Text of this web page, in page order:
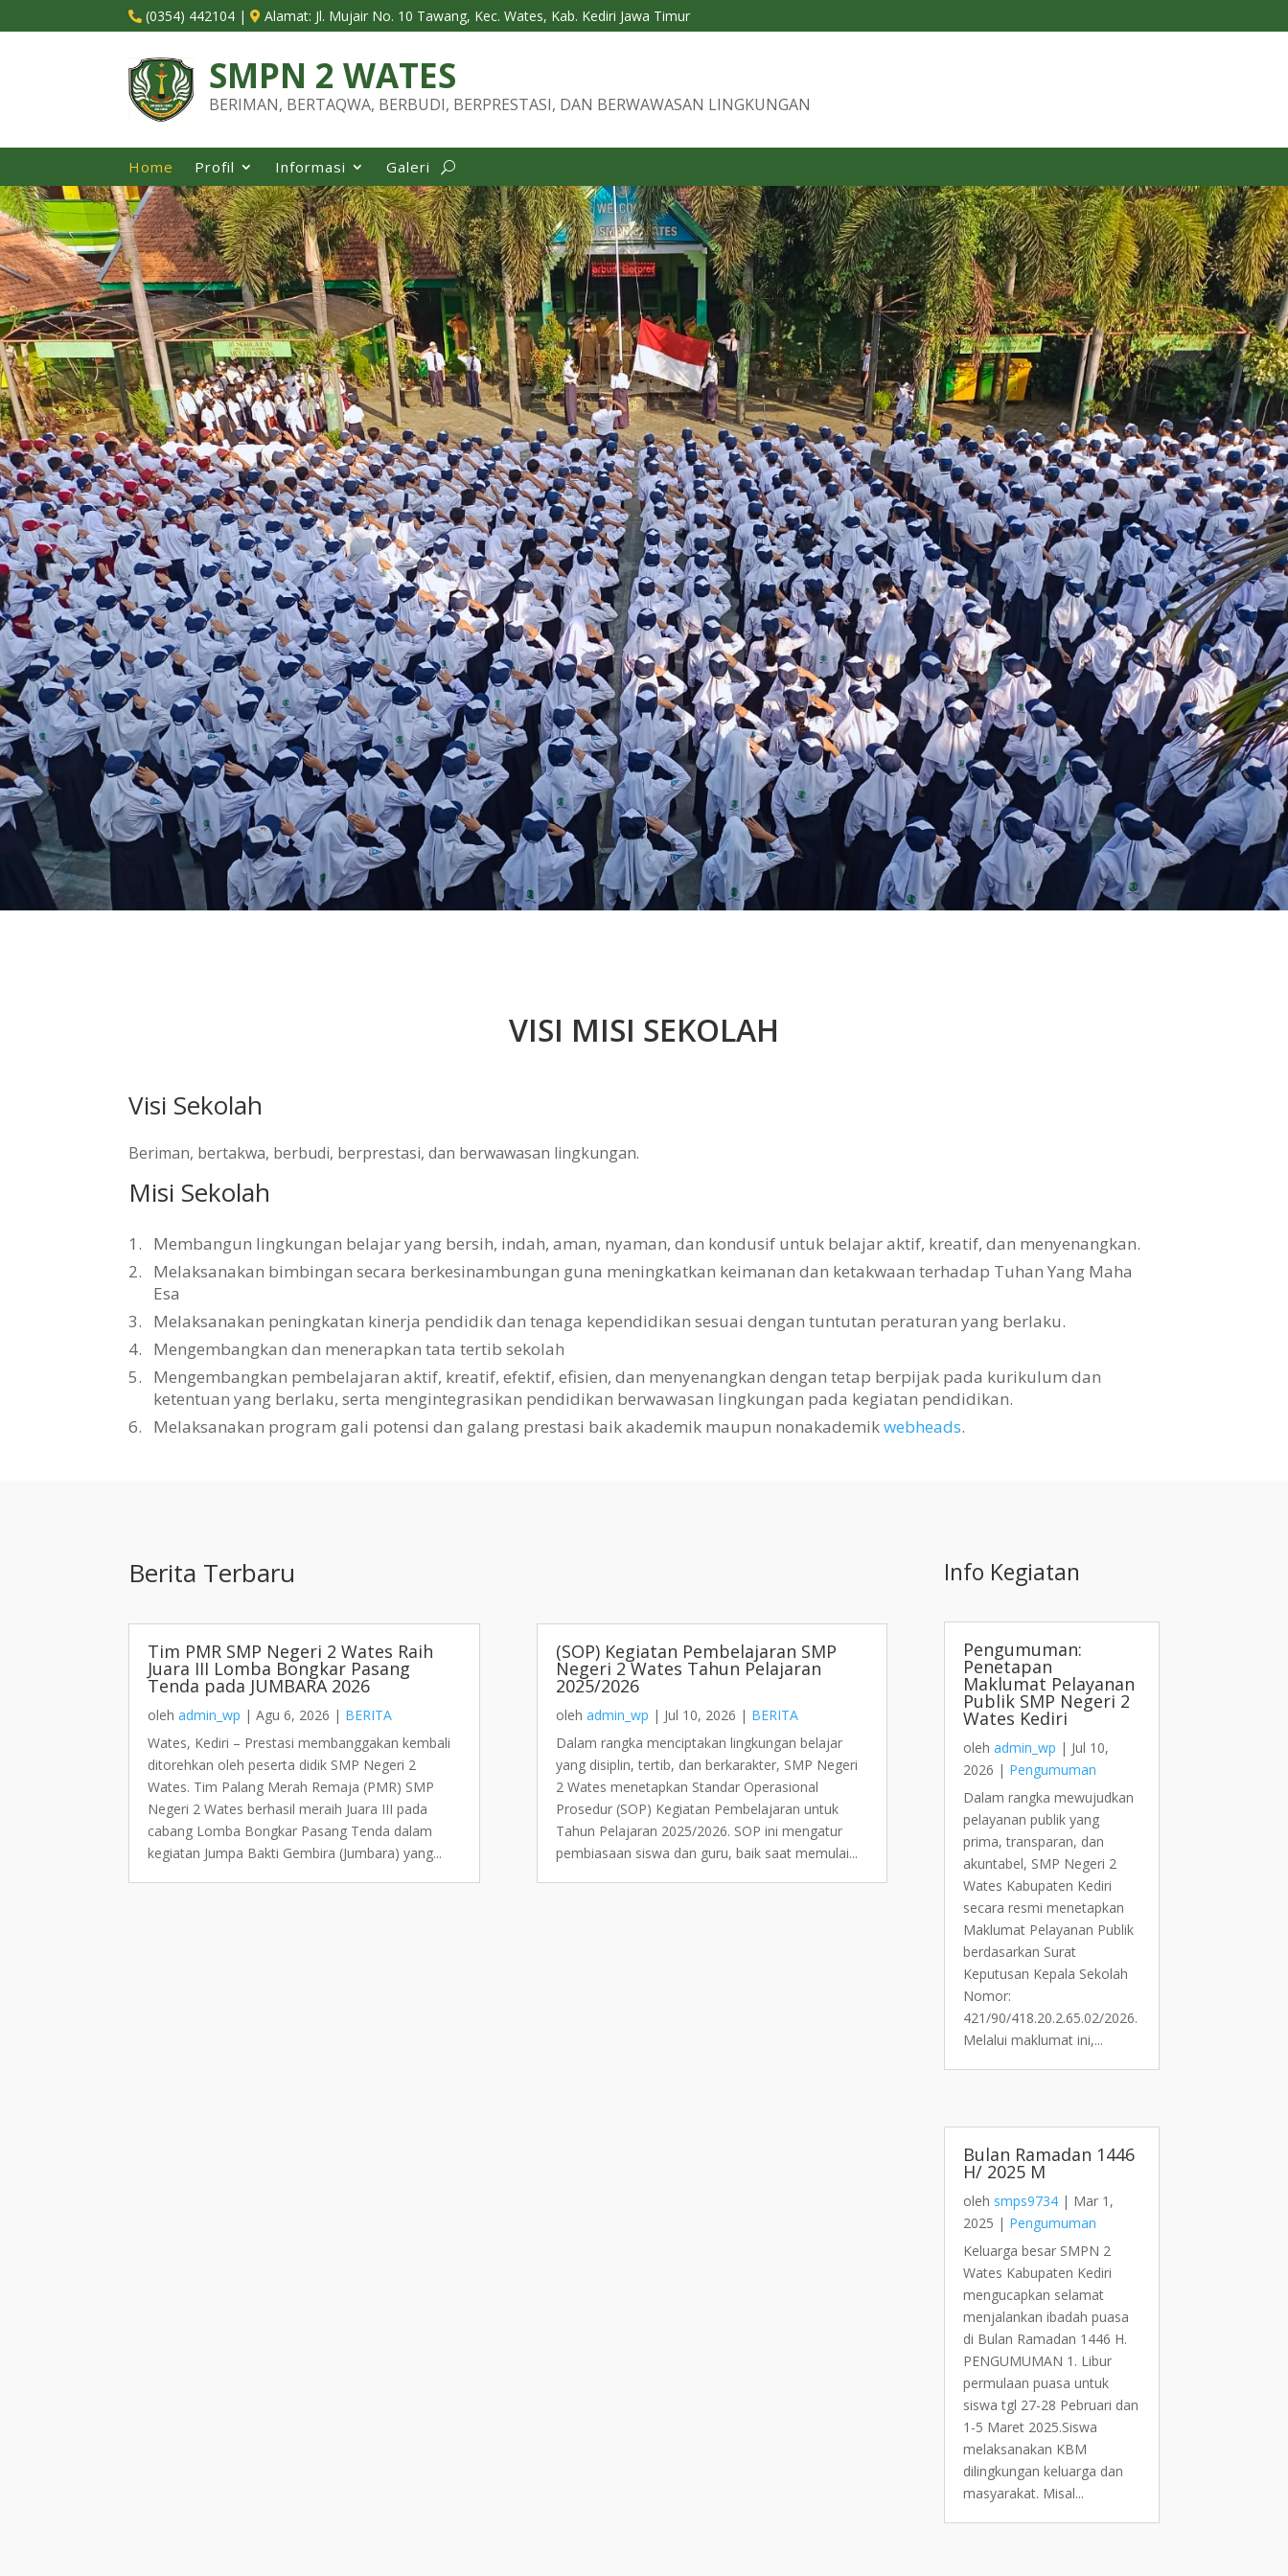
 (0354) 442104 | Alamat: Jl. Mujair No. 10 Tawang, Kec. Wates, Kab. Kediri Jawa Timur
SMPN 2 WATES
BERIMAN, BERTAQWA, BERBUDI, BERPRESTASI, DAN BERWAWASAN LINGKUNGAN
Home Profil Informasi Galeri
VISI MISI SEKOLAH
Visi Sekolah
Beriman, bertakwa, berbudi, berprestasi, dan berwawasan lingkungan.
Misi Sekolah
1.
Membangun lingkungan belajar yang bersih, indah, aman, nyaman, dan kondusif untuk belajar aktif, kreatif, dan menyenangkan.
2.
Melaksanakan bimbingan secara berkesinambungan guna meningkatkan keimanan dan ketakwaan terhadap Tuhan Yang Maha
Esa
3.
Melaksanakan peningkatan kinerja pendidik dan tenaga kependidikan sesuai dengan tuntutan peraturan yang berlaku.
4.
Mengembangkan dan menerapkan tata tertib sekolah
5.
Mengembangkan pembelajaran aktif, kreatif, efektif, efisien, dan menyenangkan dengan tetap berpijak pada kurikulum dan
ketentuan yang berlaku, serta mengintegrasikan pendidikan berwawasan lingkungan pada kegiatan pendidikan.
6.
Melaksanakan program gali potensi dan galang prestasi baik akademik maupun nonakademikwebheads.
Berita Terbaru
Tim PMR SMP Negeri 2 Wates Raih
Juara III Lomba Bongkar Pasang
Tenda pada JUMBARA 2026
olehadmin_wp |Agu 6, 2026 | BERITA
Wates, Kediri – Prestasi membanggakan kembali
ditorehkan oleh peserta didik SMP Negeri 2
Wates. Tim Palang Merah Remaja (PMR) SMP
Negeri 2 Wates berhasil meraih Juara III pada
cabang Lomba Bongkar Pasang Tenda dalam
kegiatan Jumpa Bakti Gembira (Jumbara) yang...
(SOP) Kegiatan Pembelajaran SMP
Negeri 2 Wates Tahun Pelajaran
2025/2026
oleh admin_wp | Jul 10, 2026 | BERITA
Dalam rangka menciptakan lingkungan belajar
yang disiplin, tertib, dan berkarakter, SMP Negeri
2 Wates menetapkan Standar Operasional
Prosedur (SOP) Kegiatan Pembelajaran untuk
Tahun Pelajaran 2025/2026. SOP ini mengatur
pembiasaan siswa dan guru, baik saat memulai...
Info Kegiatan
Pengumuman:
Penetapan
Maklumat Pelayanan
Publik SMP Negeri 2
Wates Kediri
olehadmin_wp | Jul 10,
2026 | Pengumuman
Dalam rangka mewujudkan
pelayanan publik yang
prima, transparan, dan
akuntabel, SMP Negeri 2
Wates Kabupaten Kediri
secara resmi menetapkan
Maklumat Pelayanan Publik
berdasarkan Surat
Keputusan Kepala Sekolah
Nomor:
421/90/418.20.2.65.02/2026.
Melalui maklumat ini,...
Bulan Ramadan 1446
H/ 2025 M
oleh smps9734 | Mar 1,
2025 | Pengumuman
Keluarga besar SMPN 2
Wates Kabupaten Kediri
mengucapkan selamat
menjalankan ibadah puasa
di Bulan Ramadan 1446 H.
PENGUMUMAN 1. Libur
permulaan puasa untuk
siswa tgl 27-28 Pebruari dan
1-5 Maret 2025.Siswa
melaksanakan KBM
dilingkungan keluarga dan
masyarakat. Misal...